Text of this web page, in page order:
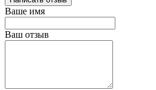
Ваше имя
Ваш отзыв